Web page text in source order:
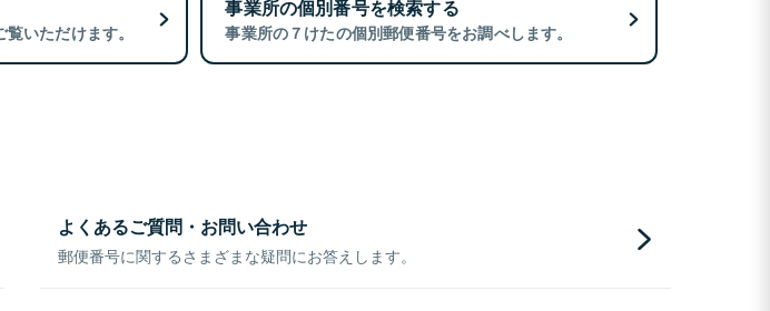
いただけます。
事業所の個別番号を検索する
事業所の７けたの個別郵便番号をお調べします。
よくあるご質問・お問い合わせ
郵便番号に関するさまざまな疑問にお答えします。